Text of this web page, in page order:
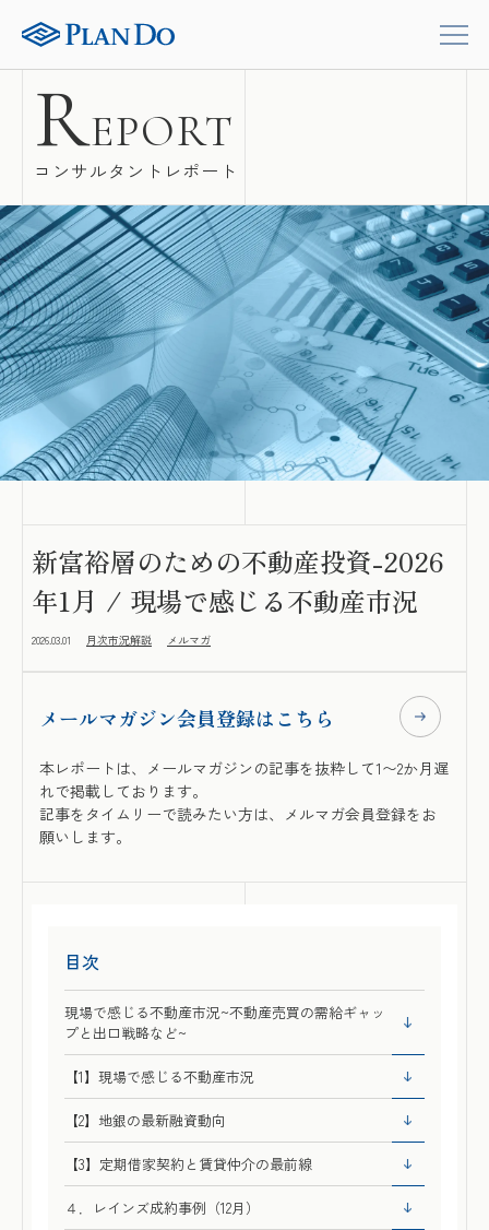
REPORT
コンサルタントレポート
新富裕層のための不動産投資-2026
年1月 / 現場で感じる不動産市況
2026.03.01 月次市況解説 メルマガ
メールマガジン会員登録はこちら
本レポートは、メールマガジンの記事を抜粋して1〜2か月遅
れで掲載しております。
記事をタイムリーで読みたい方は、メルマガ会員登録をお
願いします。
目次
現場で感じる不動産市況~不動産売買の需給ギャッ
プと出口戦略など~
【1】現場で感じる不動産市況
【2】地銀の最新融資動向
【3】定期借家契約と賃貸仲介の最前線
４．レインズ成約事例（12月）